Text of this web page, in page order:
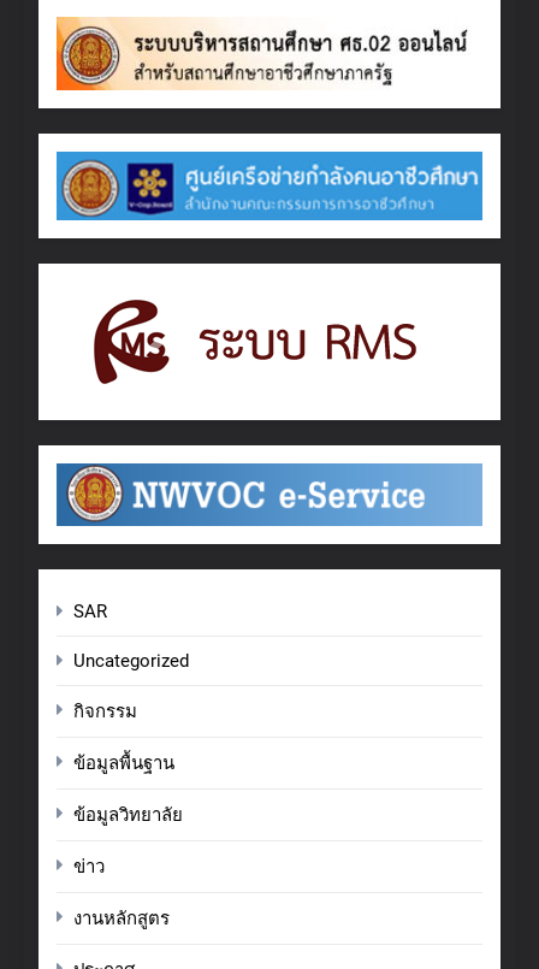
SAR
Uncategorized
กิจกรรม
ข้อมูลพื้นฐาน
ข้อมูลวิทยาลัย
ข่าว
งานหลักสูตร